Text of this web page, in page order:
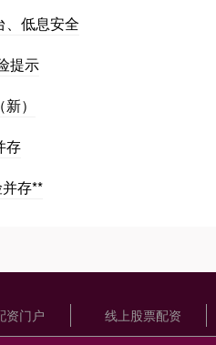
、低息安全
提示
）
存
存**
资门户 线上股票配资